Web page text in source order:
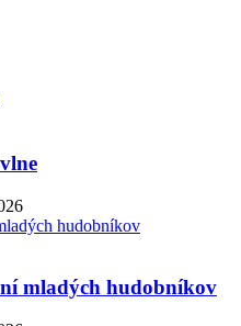
mladých hudobníkov